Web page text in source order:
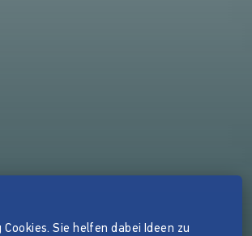
Sie helfen dabei Ideen zu